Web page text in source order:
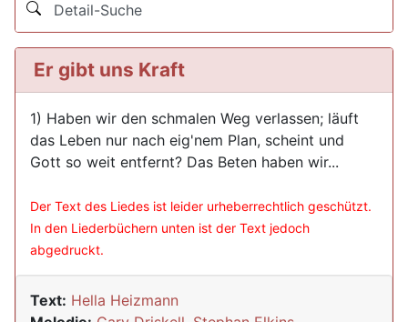
Detail-Suche
Er gibt uns Kraft
1) Haben wir den schmalen Weg verlassen; läuft
das Leben nur nach eig'nem Plan, scheint und
Gott so weit entfernt? Das Beten haben wir...
Der Text des Liedes ist leider urheberrechtlich geschützt.
In den Liederbüchern unten ist der Text jedoch
abgedruckt.
Text: Hella Heizmann